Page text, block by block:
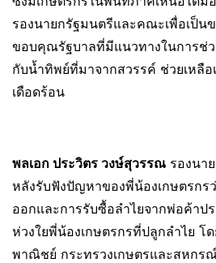
รองนายกรัฐมนตรีและคณะเพื่อเป็น
ขอบคุณรัฐบาลที่มีแนวทางในการช่ว
กับน้ำทิพย์ที่มาจากสวรรค์ ช่วยเหลือ
เดือดร้อน
พลเอก ประวิตร วงษ์สุวรรณ รองนา
หลังรับฟังปัญหาของพี่น้องเกษตรกร
ออกและการรับซื้อลำไยจากพ่อค้าป
ห่วงใยพี่น้องเกษตรกรที่ปลูกลำไย โ
พาณิชย์ กระทรวงเกษตรและสหกร